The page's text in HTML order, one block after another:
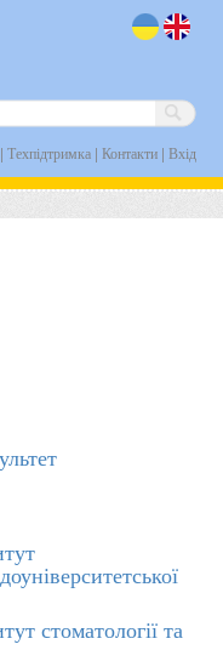
Техпідтримка| Контакти| Вхід
стоматології та